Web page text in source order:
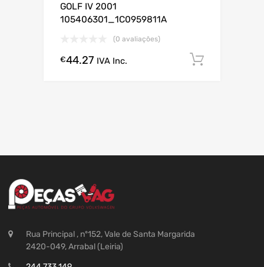
GOLF IV 2001
105406301_1C0959811A
(0 avaliações)
€44.27 IVA Inc.
Rua Principal , nº152, Vale de Santa Margarida
2420-049, Arrabal (Leiria)